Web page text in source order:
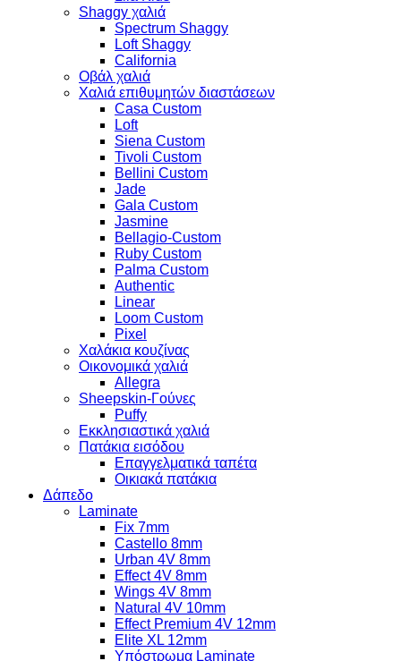
Shaggy χαλιά
Spectrum Shaggy
Loft Shaggy
California
Οβάλ χαλιά
Χαλιά επιθυμητών διαστάσεων
Casa Custom
Loft
Siena Custom
Tivoli Custom
Bellini Custom
Jade
Gala Custom
Jasmine
Bellagio-Custom
Ruby Custom
Palma Custom
Authentic
Linear
Loom Custom
Pixel
Χαλάκια κουζίνας
Οικονομικά χαλιά
Allegra
Sheepskin-Γούνες
Puffy
Εκκλησιαστικά χαλιά
Πατάκια εισόδου
Επαγγελματικά ταπέτα
Οικιακά πατάκια
Δάπεδο
Laminate
Fix 7mm
Castello 8mm
Urban 4V 8mm
Effect 4V 8mm
Wings 4V 8mm
Natural 4V 10mm
Effect Premium 4V 12mm
Elite XL 12mm
Υπόστρωμα Laminate